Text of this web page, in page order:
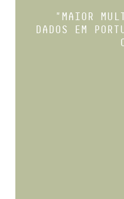
"MAIOR
DADOS EM